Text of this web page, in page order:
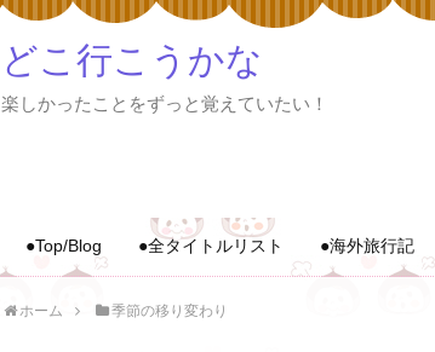
どこ行こうかな
楽しかったことをずっと覚えていたい！
●Top/Blog ●全タイトルリスト ●海外旅行記
ホーム 季節の移り変わり